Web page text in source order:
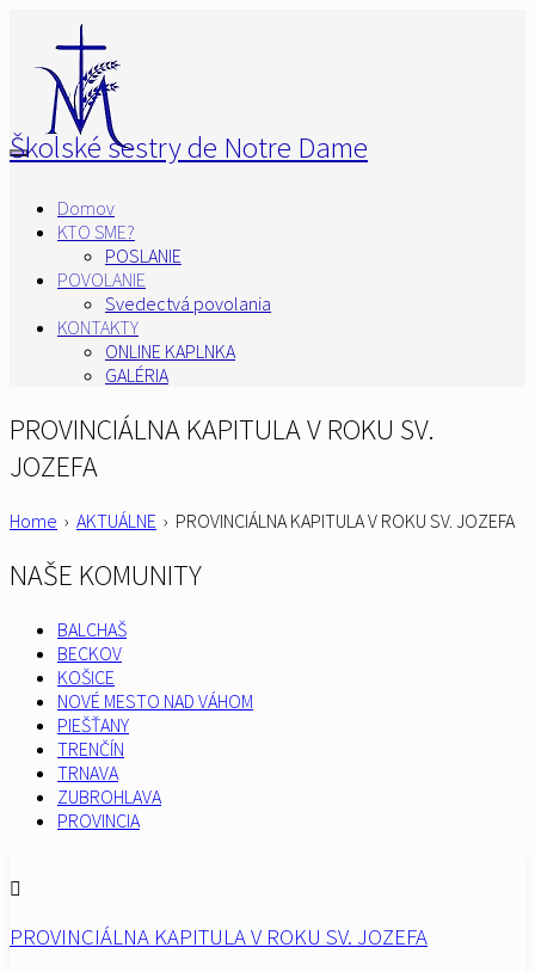
Školské sestry de Notre Dame
Domov
KTO SME?
POSLANIE
POVOLANIE
Svedectvá povolania
KONTAKTY
ONLINE KAPLNKA
GALÉRIA
PROVINCIÁLNA KAPITULA V ROKU SV.
JOZEFA
Home › AKTUÁLNE › PROVINCIÁLNA KAPITULA V ROKU SV. JOZEFA
NAŠE KOMUNITY
BALCHAŠ
BECKOV
KOŠICE
NOVÉ MESTO NAD VÁHOM
PIEŠŤANY
TRENČÍN
TRNAVA
ZUBROHLAVA
PROVINCIA
PROVINCIÁLNA KAPITULA V ROKU SV. JOZEFA